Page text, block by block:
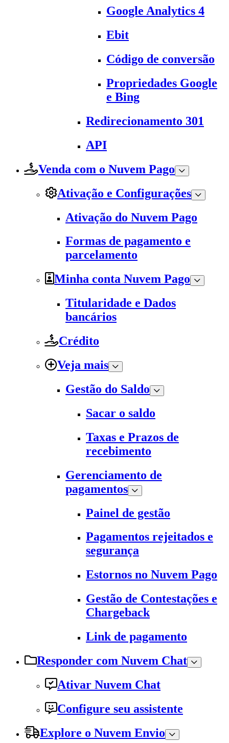
Google Analytics 4
Ebit
Código de conversão
Propriedades Google
e Bing
Redirecionamento 301
API
Venda com o Nuvem Pago
Ativação e Configurações
Ativação do Nuvem Pago
Formas de pagamento e
parcelamento
Minha conta Nuvem Pago
Titularidade e Dados
bancários
Crédito
Veja mais
Gestão do Saldo
Sacar o saldo
Taxas e Prazos de
recebimento
Gerenciamento de
pagamentos
Painel de gestão
Pagamentos rejeitados e
segurança
Estornos no Nuvem Pago
Gestão de Contestações e
Chargeback
Link de pagamento
Responder com Nuvem Chat
Ativar Nuvem Chat
Configure seu assistente
Explore o Nuvem Envio